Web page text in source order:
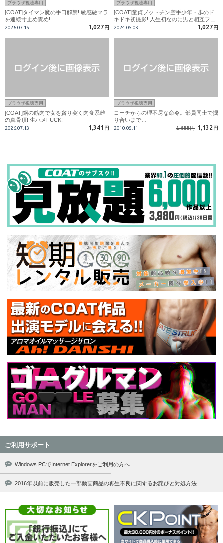
ブラウザ視聴専用
[COAT]タイマン魔の手口解禁! 敏感硬マラ
を連続寸止め責め!
2026.07.15 1,027 円
ブラウザ視聴専用
[COAT]童貞ブットチン空手少年・歩のド
キドキ初撮影! 人生初なのに男と相互フェ
ラ! 玩具挿入も!
2024.05.03 1,027 円
ブラウザ視聴専用
[COAT]鋼の筋肉で女を貪り突く肉食系雄
の真骨頂! 生ハメFUCK!
2026.07.13 1,341 円
ブラウザ視聴専用
コーチからの理不尽な命令。部員同士で掘
り合いまで…
2010.05.11 1,655円 1,132 円
ご利用サポート
Windows PCでInternet Explorerをご利用の方へ
2016年以前に販売した一部動画商品の再生不良に関するお詫びと対処方法